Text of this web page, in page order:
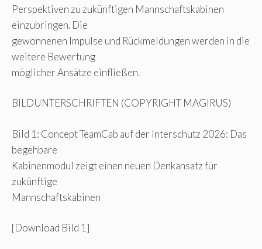
Perspektiven zu zukünftigen Mannschaftskabinen
einzubringen. Die
gewonnenen Impulse und Rückmeldungen werden in die
weitere Bewertung
möglicher Ansätze einfließen.
BILDUNTERSCHRIFTEN (COPYRIGHT MAGIRUS)
Bild 1: Concept TeamCab auf der Interschutz 2026: Das
begehbare
Kabinenmodul zeigt einen neuen Denkansatz für
zukünftige
Mannschaftskabinen
[Download Bild 1]